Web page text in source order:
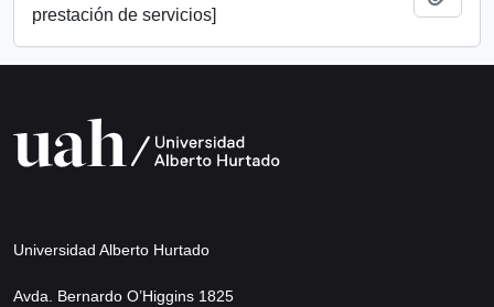
prestación de servicios]
Universidad Alberto Hurtado
Avda. Bernardo O’Higgins 1825